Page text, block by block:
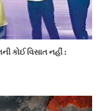
કોઈ વિસાત નહીં :